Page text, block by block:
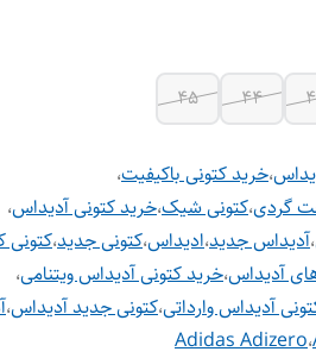
44
45
،خرید کتونی باکیفیت،
گردی،کتونی شیک،خرید کتونی آدیداس،
،آدیداس جدید،ادیداس،کتونی جدید،کتونی
آدیداس،خرید کتونی آدیداس ویتنامی،
آدیداس وارداتی،کتونی جدید آدیداس،
،Adidas Adizero